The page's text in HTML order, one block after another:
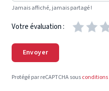
Jamais affiché, jamais partagé !
Votre évaluation :
Envoyer
Protégé par reCAPTCHA sousconditions